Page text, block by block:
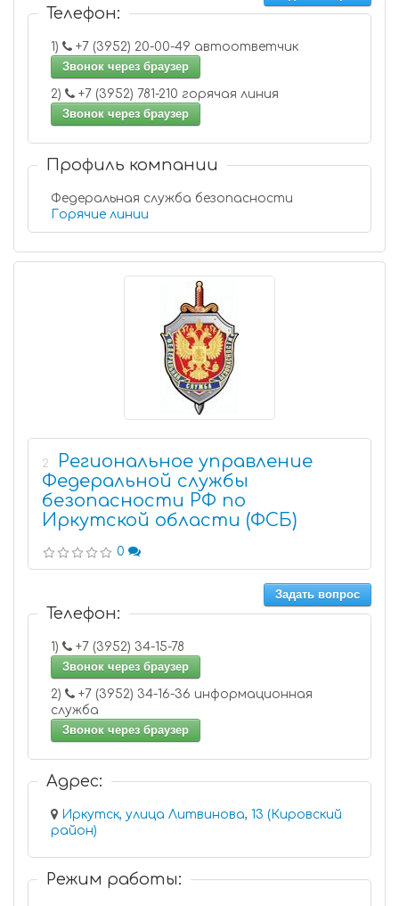
Телефон:
1)
+7 (3952) 20-00-49 автоответчик
Звонок через браузер
2)
+7 (3952) 781-210 горячая линия
Звонок через браузер
Профиль компании
Федеральная служба безопасности
Горячие линии
2
Региональное управление
Федеральной службы
безопасности РФ по
Иркутской области (ФСБ)
0
Задать вопрос
Телефон:
1)
+7 (3952) 34-15-78
Звонок через браузер
2)
служба
Звонок через браузер
Адрес:
Иркутск, улица Литвинова, 13 (Кировский
район)
Режим работы: